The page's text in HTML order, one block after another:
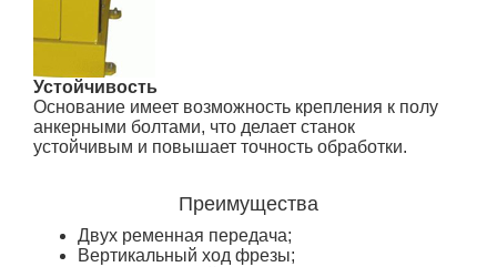
Устойчивость
Основание имеет возможность крепления к полу
анкерными болтами, что делает станок
устойчивым и повышает точность обработки.
Преимущества
Двух ременная передача;
Вертикальный ход фрезы;